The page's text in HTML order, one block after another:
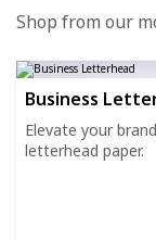
Shop from our
Business
Elevate your
letterhead paper.